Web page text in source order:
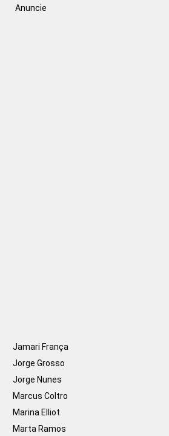
Anuncie
Jamari França
Jorge Grosso
Jorge Nunes
Marcus Coltro
Marina Elliot
Marta Ramos